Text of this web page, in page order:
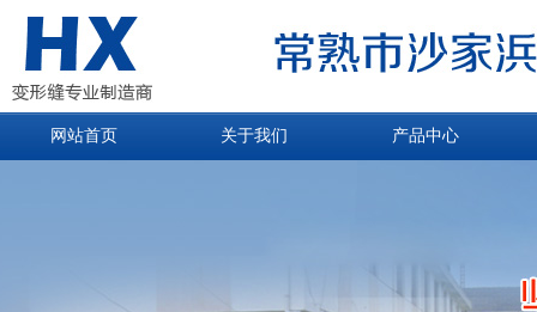
网站首页 关于我们 产品中心